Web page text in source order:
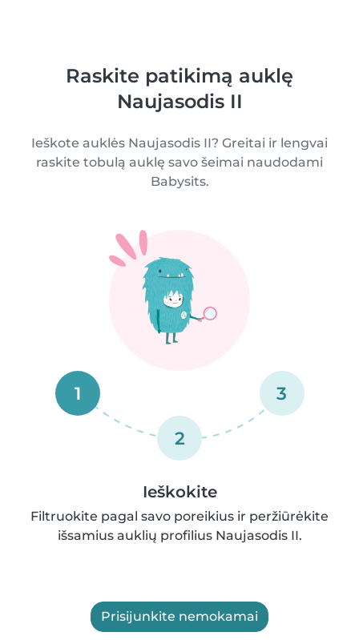
Raskite patikimą auklę
Naujasodis II
Ieškote auklės Naujasodis II? Greitai ir lengvai
raskite tobulą auklę savo šeimai naudodami
Babysits.
1
2
3
Ieškokite
Filtruokite pagal savo poreikius ir peržiūrėkite
išsamius auklių profilius Naujasodis II.
Prisijunkite nemokamai